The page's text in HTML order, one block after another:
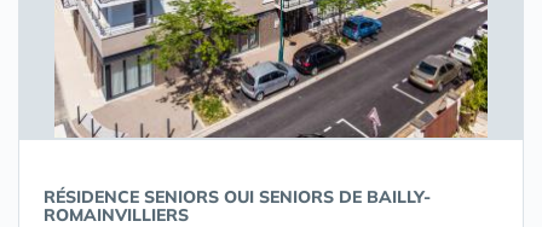
RÉSIDENCE SENIORS OUI SENIORS DE BAILLY-
ROMAINVILLIERS